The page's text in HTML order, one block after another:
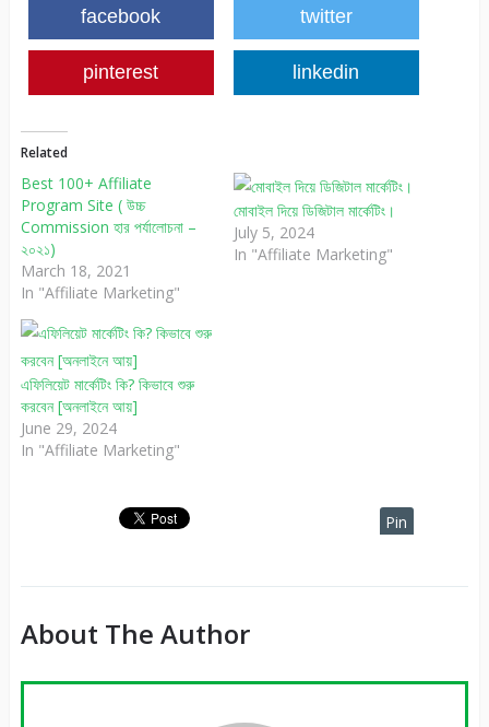
facebook twitter
pinterest linkedin
Related
Best 100+ Affiliate
Program Site ( উচ্চ
Commission হার পর্যালোচনা –
২০২১)
March 18, 2021
In "Affiliate Marketing"
মোবাইল দিয়ে ডিজিটাল মার্কেটিং।
July 5, 2024
In "Affiliate Marketing"
এফিলিয়েট মার্কেটিং কি? কিভাবে শুরু
করবেন [অনলাইনে আয়]
June 29, 2024
In "Affiliate Marketing"
Pin
About The Author